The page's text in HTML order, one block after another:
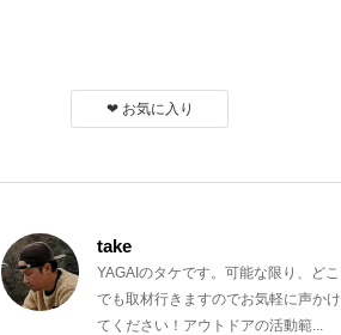
❤︎ お気に入り
take
YAGAIのタケです。可能な限り、どこ
でも取材行きますのでお気軽に声かけ
てください！アウトドアの活動範...